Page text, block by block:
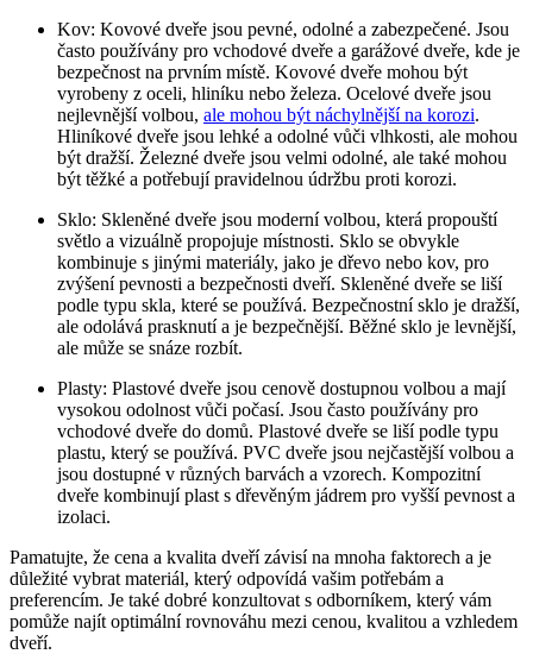
Kov: Kovové dveře jsou pevné, odolné a zabezpečené. Jsou
často používány pro vchodové dveře a garážové dveře, kde je
bezpečnost na prvním místě. Kovové dveře mohou být
vyrobeny z oceli, hliníku nebo železa. Ocelové dveře jsou
nejlevnější volbou, ale mohou být náchylnější na korozi.
Hliníkové dveře jsou lehké a odolné vůči vlhkosti, ale mohou
být dražší. Železné dveře jsou velmi odolné, ale také mohou
být těžké a potřebují pravidelnou údržbu proti korozi.
Sklo: Skleněné dveře jsou moderní volbou, která propouští
světlo a vizuálně propojuje místnosti. Sklo se obvykle
kombinuje s jinými materiály, jako je dřevo nebo kov, pro
zvýšení pevnosti a bezpečnosti dveří. Skleněné dveře se liší
podle typu skla, které se používá. Bezpečnostní sklo je dražší,
ale odolává prasknutí a je bezpečnější. Běžné sklo je levnější,
ale může se snáze rozbít.
Plasty: Plastové dveře jsou cenově dostupnou volbou a mají
vysokou odolnost vůči počasí. Jsou často používány pro
vchodové dveře do domů. Plastové dveře se liší podle typu
plastu, který se používá. PVC dveře jsou nejčastější volbou a
jsou dostupné v různých barvách a vzorech. Kompozitní
dveře kombinují plast s dřevěným jádrem pro vyšší pevnost a
izolaci.
Pamatujte, že cena a kvalita dveří závisí na mnoha faktorech a je
důležité vybrat materiál, který odpovídá vašim potřebám a
preferencím. Je také dobré konzultovat s odborníkem, který vám
pomůže najít optimální rovnováhu mezi cenou, kvalitou a vzhledem
dveří.